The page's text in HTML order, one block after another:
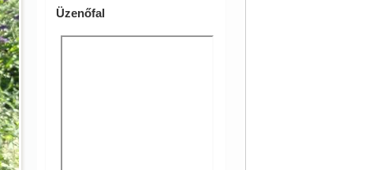
Üzenőfal